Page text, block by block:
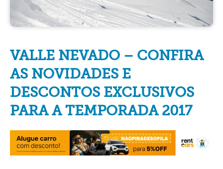
VALLE NEVADO – CONFIRA
AS NOVIDADES E
DESCONTOS EXCLUSIVOS
PARA A TEMPORADA 2017